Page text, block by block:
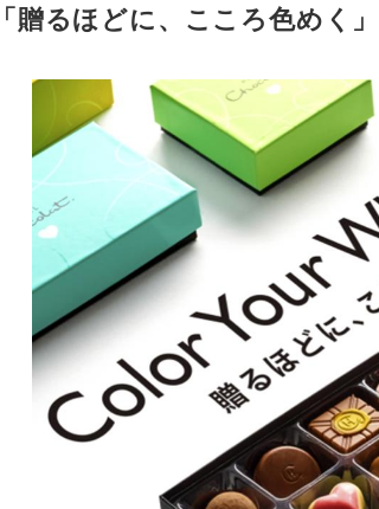
「贈るほどに、こころ色めく